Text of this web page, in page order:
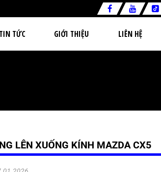
TIN TỨC GIỚI THIỆU LIÊN HỆ
LÊN XUỐNG KÍNH MAZDA CX5